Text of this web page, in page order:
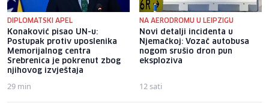
DIPLOMATSKI APEL
Konaković pisao UN-u:
Postupak protiv uposlenika
Memorijalnog centra
Srebrenica je pokrenut zbog
njihovog izvještaja
29 min
NA AERODROMU U LEIPZIGU
Novi detalji incidenta u
Njemačkoj: Vozač autobusa
nogom srušio dron pun
eksploziva
12 sati